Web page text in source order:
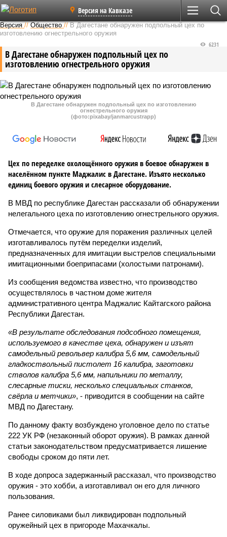
Версия на Кавказе
Версия //Общество //В Дагестане обнаружен подпольный цех по
изготовлению огнестрельного оружия
В Дагестане обнаружен подпольный цех по
изготовлению огнестрельного оружия
6231
В Дагестане обнаружен подпольный цех по изготовлению
огнестрельного оружия
(фото:pixabay/janmarcustrapp)
Цех по переделке охолощённого оружия в боевое обнаружен в
населённом пункте Маджалис в Дагестане. Изъято несколько
единиц боевого оружия и слесарное оборудование.
В МВД по республике Дагестан рассказали об обнаружении
нелегального цеха по изготовлению огнестрельного оружия.
Отмечается, что оружие для поражения различных целей
изготавливалось путём переделки изделий,
предназначенных для имитации выстрелов специальными
имитационными боеприпасами (холостыми патронами).
Из сообщения ведомства известно, что производство
осуществлялось в частном доме жителя
административного центра Маджалис Кайтагского района
Республики Дагестан.
«В результате обследования подсобного помещения,
используемого в качестве цеха, обнаружен и изъят
самодельный револьвер калибра 5,6 мм, самодельный
гладкоствольный пистолет 16 калибра, заготовки
стволов калибра 5,6 мм, напильники по металлу,
слесарные тиски, несколько специальных станков,
свёрла и метчики», - приводится в сообщении на сайте
МВД по Дагестану.
По данному факту возбуждено уголовное дело по статье
222 УК РФ (незаконный оборот оружия). В рамках данной
статьи законодательством предусматривается лишение
свободы сроком до пяти лет.
В ходе допроса задержанный рассказал, что производство
оружия - это хобби, а изготавливал он его для личного
пользования.
Ранее силовиками был ликвидирован подпольный
оружейный цех в пригороде Махачкалы.